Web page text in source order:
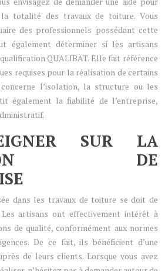
totalité des travaux de toiture. Vous
des professionnels possédant cette
également déterminer si les artisans
QUALIBAT. Elle fait référence
requises pour la réalisation de certains
l’isolation, la structure ou les
également la fiabilité de l’entreprise,
SUR LA
DE
dans les travaux de toiture se doit de
artisans ont effectivement intérêt à
de qualité, conformément aux normes
De ce fait, ils bénéficient d’une
de leurs clients. Lorsque vous avez